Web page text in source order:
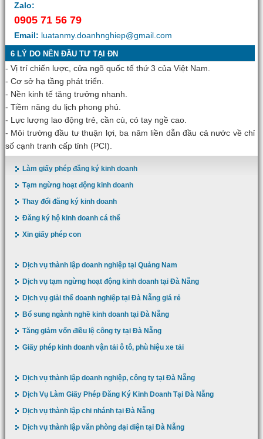
Zalo:
0905 71 56 79
Email: luatanmy.doanhnghiep@gmail.com
6 LÝ DO NÊN ĐẦU TƯ TẠI ĐN
- Vị trí chiến lược, cửa ngõ quốc tế thứ 3 của Việt Nam.
- Cơ sở hạ tầng phát triển.
- Nền kinh tế tăng trưởng nhanh.
- Tiềm năng du lịch phong phú.
- Lực lượng lao động trẻ, cần cù, có tay ngề cao.
- Môi trường đầu tư thuận lợi, ba năm liền dẫn đầu cả nước về chỉ
số cạnh tranh cấp tỉnh (PCI).
Làm giấy phép đăng ký kinh doanh
Tạm ngừng hoạt động kinh doanh
Thay đổi đăng ký kinh doanh
Đăng ký hộ kinh doanh cá thể
Xin giấy phép con
Dịch vụ thành lập doanh nghiệp tại Quảng Nam
Dịch vụ tạm ngừng hoạt động kinh doanh tại Đà Nẵng
Dịch vụ giải thể doanh nghiệp tại Đà Nẵng giá rẻ
Bổ sung ngành nghề kinh doanh tại Đà Nẵng
Tăng giảm vốn điều lệ công ty tại Đà Nẵng
Giấy phép kinh doanh vận tải ô tô, phù hiệu xe tải
Dịch vụ thành lập doanh nghiệp, công ty tại Đà Nẵng
Dịch Vụ Làm Giấy Phép Đăng Ký Kinh Doanh Tại Đà Nẵng
Dịch vụ thành lập chi nhánh tại Đà Nẵng
Dịch vụ thành lập văn phòng đại diện tại Đà Nẵng